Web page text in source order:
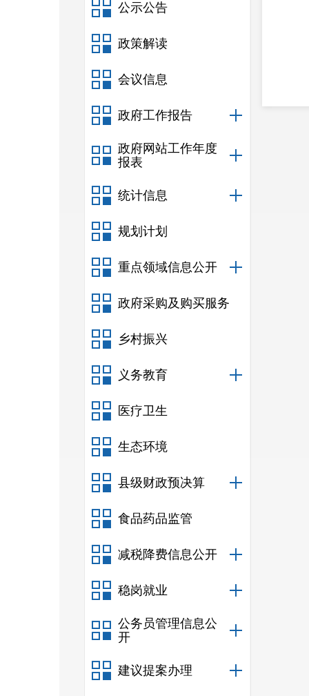
公示公告
政策解读
会议信息
政府工作报告
政府网站工作年度
报表
统计信息
规划计划
重点领域信息公开
政府采购及购买服务
乡村振兴
义务教育
医疗卫生
生态环境
县级财政预决算
食品药品监管
减税降费信息公开
稳岗就业
公务员管理信息公
开
建议提案办理